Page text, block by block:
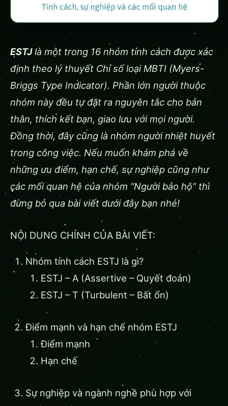
ESTJlà một trong 16 nhóm tính cách được xác
định theo lý thuyết Chỉ số loại MBTI (Myers-
Briggs Type Indicator). Phần lớn người thuộc
nhóm này đều tự đặt ra nguyên tắc cho bản
thân, thích kết bạn, giao lưu với mọi người.
Đồng thời, đây cũng là nhóm người nhiệt huyết
trong công việc. Nếu muốn khám phá về
những ưu điểm, hạn chế, sự nghiệp cũng như
các mối quan hệ của nhóm “Người bảo hộ” thì
đừng bỏ qua bài viết dưới đây bạn nhé!
NỘI DUNG CHÍNH CỦA BÀI VIẾT:
Nhóm tính cách ESTJ là gì?
ESTJ – A (Assertive – Quyết đoán)
ESTJ – T (Turbulent – Bất ổn)
Điểm mạnh và hạn chế nhóm ESTJ
Điểm mạnh
Hạn chế
Sự nghiệp và ngành nghề phù hợp với